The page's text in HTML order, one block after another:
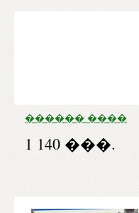
������ ����
�. �60
1 140 ���.